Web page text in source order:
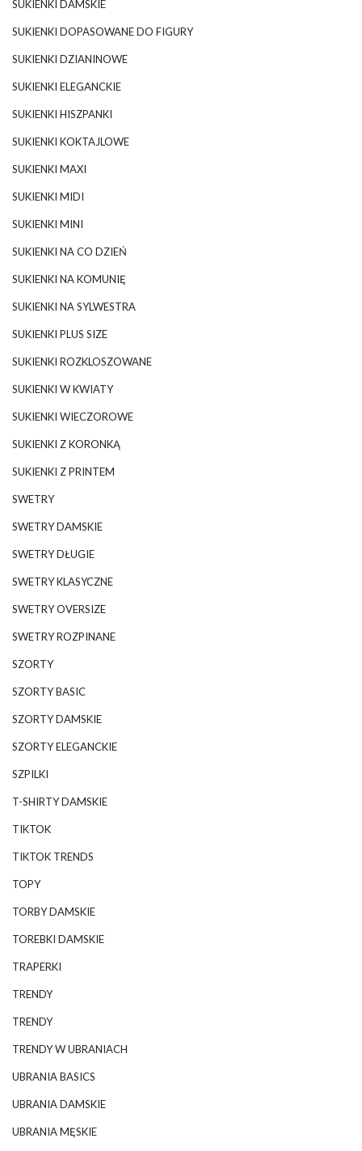
SUKIENKI DAMSKIE
SUKIENKI DOPASOWANE DO FIGURY
SUKIENKI DZIANINOWE
SUKIENKI ELEGANCKIE
SUKIENKI HISZPANKI
SUKIENKI KOKTAJLOWE
SUKIENKI MAXI
SUKIENKI MIDI
SUKIENKI MINI
SUKIENKI NA CO DZIEŃ
SUKIENKI NA KOMUNIĘ
SUKIENKI NA SYLWESTRA
SUKIENKI PLUS SIZE
SUKIENKI ROZKLOSZOWANE
SUKIENKI W KWIATY
SUKIENKI WIECZOROWE
SUKIENKI Z KORONKĄ
SUKIENKI Z PRINTEM
SWETRY
SWETRY DAMSKIE
SWETRY DŁUGIE
SWETRY KLASYCZNE
SWETRY OVERSIZE
SWETRY ROZPINANE
SZORTY
SZORTY BASIC
SZORTY DAMSKIE
SZORTY ELEGANCKIE
SZPILKI
T-SHIRTY DAMSKIE
TIKTOK
TIKTOK TRENDS
TOPY
TORBY DAMSKIE
TOREBKI DAMSKIE
TRAPERKI
TRENDY
TRENDY
TRENDY W UBRANIACH
UBRANIA BASICS
UBRANIA DAMSKIE
UBRANIA MĘSKIE